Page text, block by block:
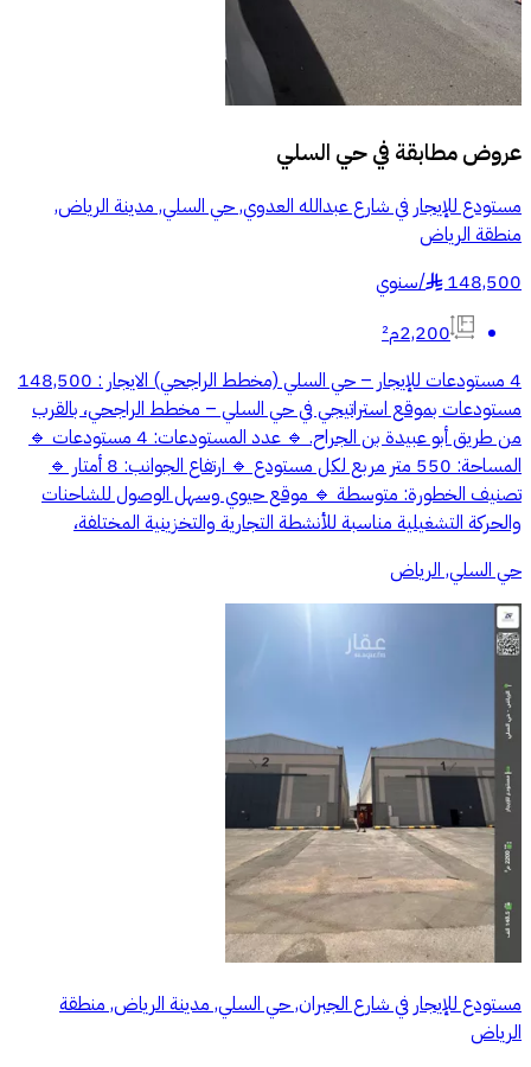
عروض مطابقة فيحي السلي
مستودع للإيجار في شارع عبدالله العدوي, حي السلي, مدينة الرياض,
منطقة الرياض
148,500
§
/سنوي
2,200م²
4 مستودعات للإيجار – حي السلي (مخطط الراجحي) الايجار : 148,500
مستودعات بموقع استراتيجي في حي السلي – مخطط الراجحي، بالقرب
من طريق أبو عبيدة بن الجراح. 🔹 عدد المستودعات: 4 مستودعات 🔹
المساحة: 550 متر مربع لكل مستودع 🔹 ارتفاع الجوانب: 8 أمتار 🔹
تصنيف الخطورة: متوسطة 🔹 موقع حيوي وسهل الوصول للشاحنات
والحركة التشغيلية مناسبة للأنشطة التجارية والتخزينية المختلفة،
حي السلي, الرياض
مستودع للإيجار في شارع الجبران, حي السلي, مدينة الرياض, منطقة
الرياض